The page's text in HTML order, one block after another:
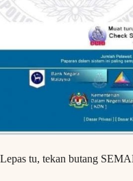
Lepas tu, tekan butang